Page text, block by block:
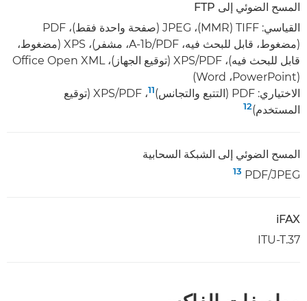
المسح الضوئي إلى FTP
(مضغوط، قابل للبحث فيه، PDF‏/A-1b، مشفر)، XPS‏ (مضغوط،
(PowerPoint‏، Word)
الاختياري: PDF (التتبع والتجانس)
11
، ‏PDF‏/XPS (توقيع
المستخدم)12
المسح الضوئي إلى الشبكة السحابية
JPEG‏/PDF‏
13
iFAX
ITU-T.37